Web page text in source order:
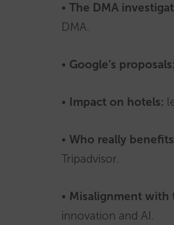
• The DMA
DMA.
• Google’s proposals:
• Impact on hotels:
• Who really
Tripadvisor.
• Misalignment with
innovation and AI.